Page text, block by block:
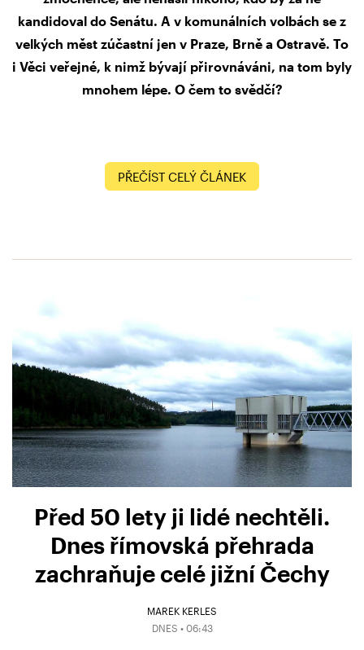
kandidoval do Senátu. A v komunálních volbách se z
velkých měst zúčastní jen v Praze, Brně a Ostravě. To
i Věci veřejné, k nimž bývají přirovnáváni, na tom byly
mnohem lépe. O čem to svědčí?
PŘEČÍST CELÝ ČLÁNEK
Před 50 lety ji lidé nechtěli.
Dnes římovská přehrada
zachraňuje celé jižní Čechy
MAREK KERLES
DNES • 06:43